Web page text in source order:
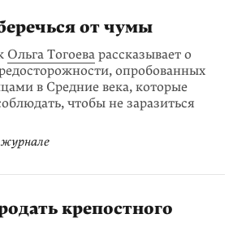
от чумы
Ольга Тогоева рассказывает о
опробованных
в Средние века, которые
чтобы не заразиться
журнале
крепостного